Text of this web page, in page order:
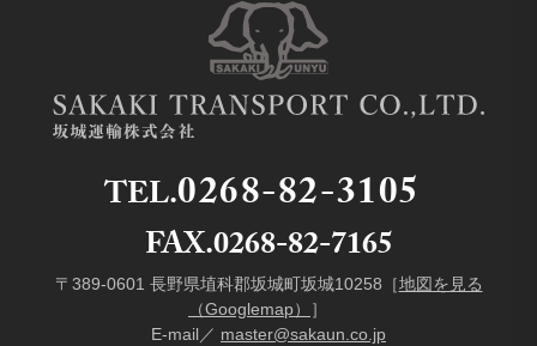
TEL.0268-82-3105
FAX.0268-82-7165
〒389-0601 長野県埴科郡坂城町坂城10258［地図を見る
（Googlemap）
］
E-mail／ master@sakaun.co.jp